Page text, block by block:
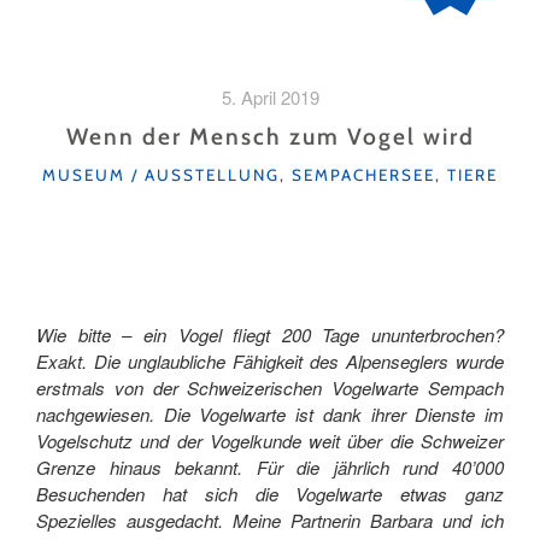
5. April 2019
Wenn der Mensch zum Vogel wird
KATEGORIEN
MUSEUM / AUSSTELLUNG, SEMPACHERSEE, TIERE
Wie bitte – ein Vogel fliegt 200 Tage ununterbrochen?
Exakt. Die unglaubliche Fähigkeit des Alpenseglers wurde
erstmals von der Schweizerischen Vogelwarte Sempach
nachgewiesen. Die Vogelwarte ist dank ihrer Dienste im
Vogelschutz und der Vogelkunde weit über die Schweizer
Grenze hinaus bekannt. Für die jährlich rund 40’000
Besuchenden hat sich die Vogelwarte etwas ganz
Spezielles ausgedacht. Meine Partnerin Barbara und ich